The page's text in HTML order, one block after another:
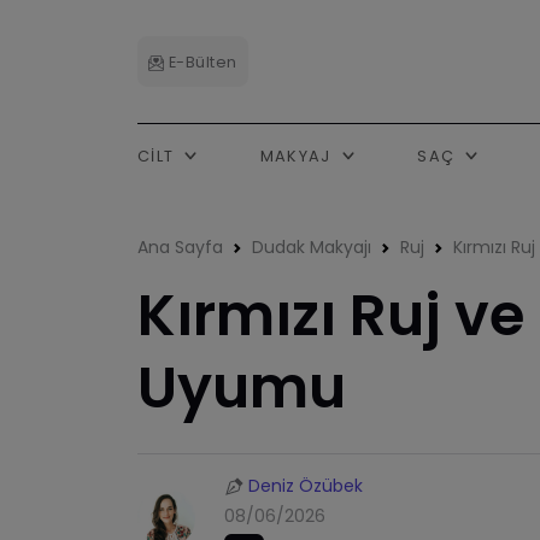
E-Bülten
CILT MAKYAJ SAÇ
Ana Sayfa Dudak Makyajı Ruj Kırmızı
Kırmızı Ruj
Uyumu
Deniz Özübek
08/06/2026